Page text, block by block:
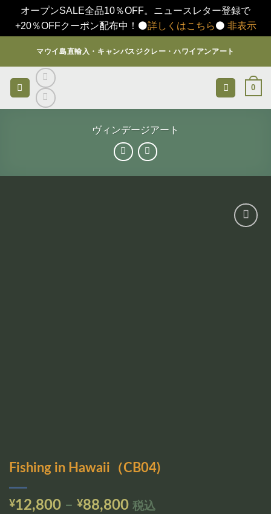
オープンSALE全品10％OFF。ニュースレター登録で
+20％OFFクーポン配布中！⚫️詳しくはこちら⚫️ 非表示
マウイ島直輸入・キャンバスジクレー・ハワイアンアート
0
ヴィンデージアート
Fishing in Hawaii（CB04)
¥12,800 – ¥88,800価
税込